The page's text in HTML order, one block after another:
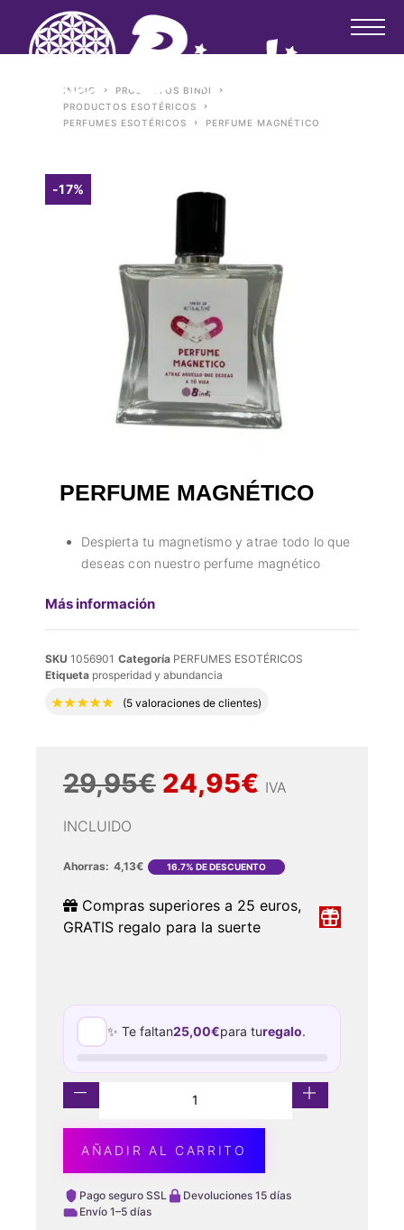
INICIO
PRODUCTOS BINDI
PRODUCTOS ESOTÉRICOS
PERFUMES ESOTÉRICOS
PERFUME MAGNÉTICO
-17%
PERFUME MAGNÉTICO
Despierta tu magnetismo y atrae todo lo que
deseas con nuestro perfume magnético
Más información
SKU 1056901 Categoría PERFUMES ESOTÉRICOS
Etiqueta prosperidad y abundancia
Valorado con5.00de 5 en base a
(5 valoraciones de clientes)
29,95€ 24,95€ IVA
INCLUIDO
Ahorras: 4,13€ 16.7% DE DESCUENTO
Compras superiores a 25 euros,
GRATIS regalo para la suerte
✨ Te faltan25,00€para turegalo.
AÑADIR AL CARRITO
Pago seguro SSL
Devoluciones 15 días
Envío 1–5 días